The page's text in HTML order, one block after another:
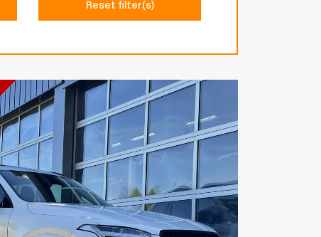
Reset filter(s)